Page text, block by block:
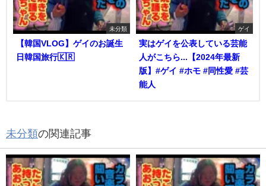
未分類
【韓国VLOG】ゲイのお誕生
日韓国旅行🇰🇷
ゲイ
実はゲイを公表している芸能
人がこちら...【2024年最新
版】#ゲイ #ホモ #同性愛 #芸
能人
未分類の関連記事